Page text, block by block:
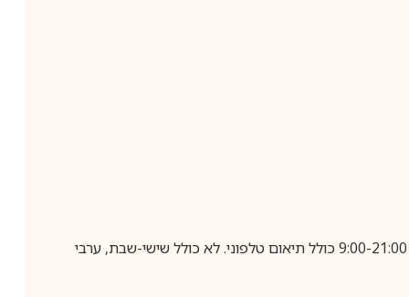
בביצוע הזמנה עד השעה 10:00 בימים א-ה, קבלת המשלוח תבוצע עד חמישה ימי עסקים מיום שלאחר ביצוע ההזמנה, בין השעות 9:00-21:00 כולל תיאום טלפוני. לא כולל שישי-שבת, ערבי